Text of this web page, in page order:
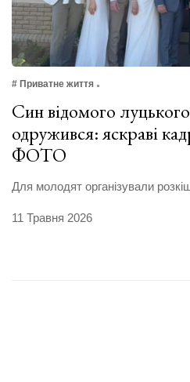
# Приватне життя
Син відомого
одружився: яскраві
ФОТО
Для молодят організували
11 Травня 2026